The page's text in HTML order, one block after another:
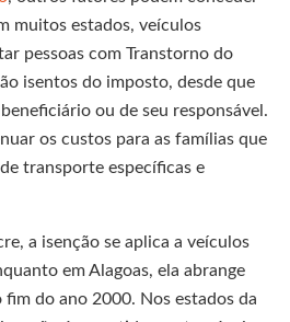
muitos estados, veículos
pessoas com Transtorno do
isentos do imposto, desde que
ou de seu responsável.
os custos para as famílias que
transporte específicas e
a isenção se aplica a veículos
em Alagoas, ela abrange
do ano 2000. Nos estados da